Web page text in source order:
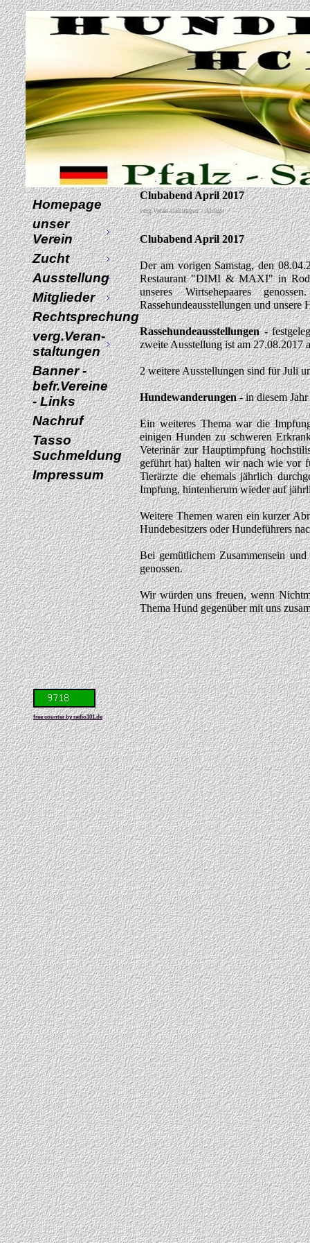
Homepage
unser
Verein
Zucht
Ausstellung
Mitglieder
Rechtsprechung
verg.Veran-
staltungen
Banner -
befr.Vereine
- Links
Nachruf
Tasso
Suchmeldung
Impressum
Clubabend April 2017
verg.Veran-staltungen > Ablage
Clubabend April 2017
Der am vorigen Samstag, den
Restaurant "DIMI & MAXI" in
unseres Wirtsehepaares
Rassehundeausstellungen und unsere
Rassehundeausstellungen-
zweite Ausstellung ist am 27.08.2017
2 weitere Ausstellungen sind für Juli
Hundewanderungen- in diesem
Ein weiteres Thema war die
einigen Hunden zu schweren
Veterinär zur Hauptimpfung
geführt hat) halten wir nach wie vor
Tierärzte die ehemals jährlich
Impfung, hintenherum wieder auf
Weitere Themen waren ein kurzer
Hundebesitzers oder Hundeführers
Bei gemütlichem Zusammensein
genossen.
Wir würden uns freuen, wenn
Thema Hund gegenüber mit uns
free counter by radio101.de